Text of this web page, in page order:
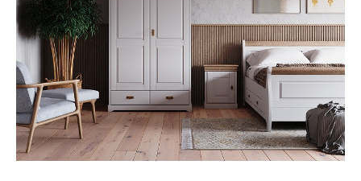
RUSTIKÁLNÍ
JÍDELNÍ
STŮL
SWEET
HOME
MES1
7
344
Kč
Původně:
8